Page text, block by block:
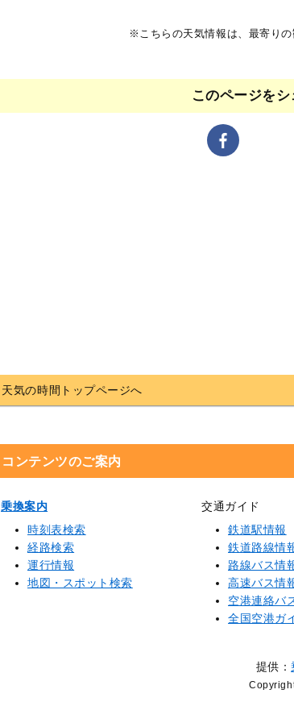
※こちらの天気情報は、最寄りの
このページをシ
天気の時間トップページへ
コンテンツのご案内
乗換案内
時刻表検索
経路検索
運行情報
地図・スポット検索
交通ガイド
鉄道駅情報
鉄道路線情
路線バス情
高速バス情
空港連絡バ
全国空港ガ
提供：